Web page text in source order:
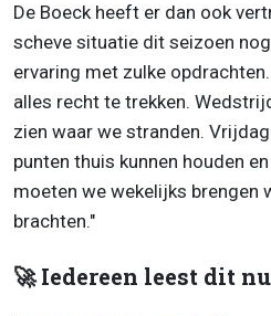
De Boeck heeft er dan ook
scheve situatie dit seizoen
ervaring met zulke
alles recht te trekken.
zien waar we stranden.
punten thuis kunnen houden
moeten we wekelijks brengen
brachten."
🚀 Iedereen leest dit